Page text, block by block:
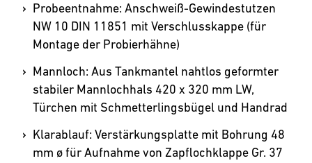
Probeentnahme: Anschweiß-Gewindestutzen
NW 10 DIN 11851 mit Verschlusskappe (für
Montage der Probierhähne)
Mannloch: Aus Tankmantel nahtlos geformter
stabiler Mannlochhals 420 x 320 mm LW,
Türchen mit Schmetterlings­bügel und Handrad
Klarablauf: Verstärkungsplatte mit Bohrung 48
mm ø für Aufnahme von Zapflochklappe Gr. 37